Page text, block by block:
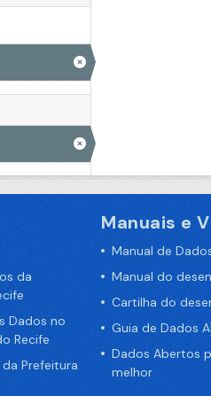
da
Dados no
Recife
Prefeitura
Manuais e
Manual de
Manual do
Cartilha do
Guia de Dados
Dados Abertos
melhor